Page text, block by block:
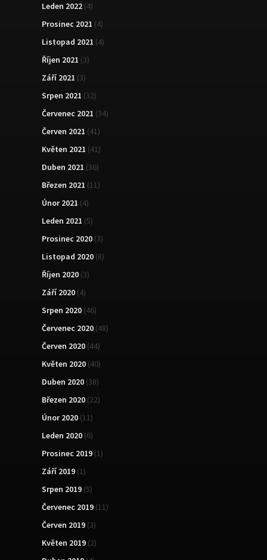
Leden 2022 (4)
Prosinec 2021 (4)
Listopad 2021 (4)
Říjen 2021 (3)
Září 2021 (3)
Srpen 2021 (32)
Červenec 2021 (34)
Červen 2021 (41)
Květen 2021 (41)
Duben 2021 (36)
Březen 2021 (11)
Únor 2021 (4)
Leden 2021 (5)
Prosinec 2020 (3)
Listopad 2020 (8)
Říjen 2020 (3)
Září 2020 (4)
Srpen 2020 (46)
Červenec 2020 (48)
Červen 2020 (44)
Květen 2020 (40)
Duben 2020 (38)
Březen 2020 (22)
Únor 2020 (11)
Leden 2020 (6)
Prosinec 2019 (1)
Září 2019 (1)
Srpen 2019 (5)
Červenec 2019 (11)
Červen 2019 (3)
Květen 2019 (2)